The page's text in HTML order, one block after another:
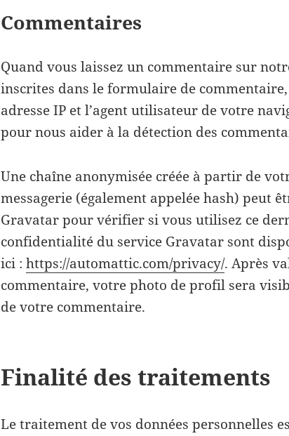
Commentaires
Quand vous laissez un commentaire sur
inscrites dans le formulaire de
adresse IP et l’agent utilisateur de votre
pour nous aider à la détection des
Une chaîne anonymisée créée à partir de
messagerie (également appelée hash) peut
Gravatar pour vérifier si vous utilisez ce
confidentialité du service Gravatar sont
ici :https://automattic.com/privacy/. Après
commentaire, votre photo de profil sera
de votre commentaire.
Finalité des traitements
Le traitement de vos données personnelles